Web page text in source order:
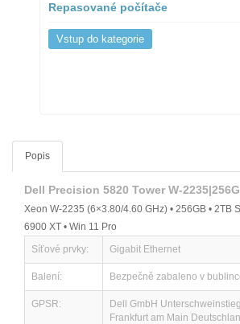
Repasované počítače
Vstup do kategorie
Popis
Dell Precision 5820 Tower W-
Xeon W-2235 (6×3.80/4.60 GHz) • 256GB • 2TB
6900 XT • Win 11 Pro
Síťové prvky:
Gigabit Ethernet
Balení: Bezpečně zabaleno v
GPSR:
Dell GmbH
Frankfurt am Main